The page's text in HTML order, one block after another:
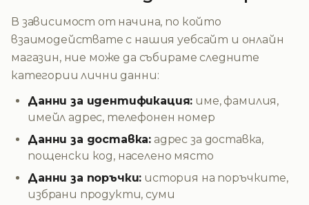
В зависимост от начина, по който
взаимодействате с нашия уебсайт и онлайн
магазин, ние може да събираме следните
категории лични данни:
Данни за идентификация: име, фамилия,
имейл адрес, телефонен номер
Данни за доставка: адрес за доставка,
пощенски код, населено място
Данни за поръчки: история на поръчките,
избрани продукти, суми